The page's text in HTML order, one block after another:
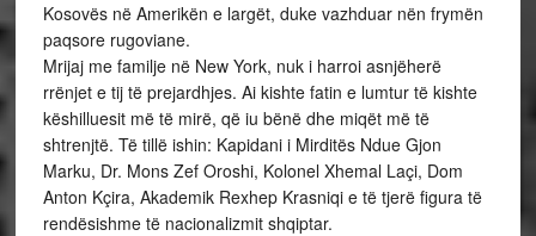
Kosovës në Amerikën e largët, duke vazhduar nën frymën
paqsore rugoviane.
Mrijaj me familje në New York, nuk i harroi asnjëherë
rrënjet e tij të prejardhjes. Ai kishte fatin e lumtur të kishte
këshilluesit më të mirë, që iu bënë dhe miqët më të
shtrenjtë. Të tillë ishin: Kapidani i Mirditës Ndue Gjon
Marku, Dr. Mons Zef Oroshi, Kolonel Xhemal Laçi, Dom
Anton Kçira, Akademik Rexhep Krasniqi e të tjerë figura të
rendësishme të nacionalizmit shqiptar.